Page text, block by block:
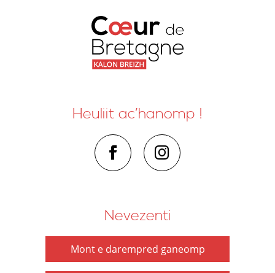
Heuliit ac’hanomp !
Nevezenti
Mont e darempred ganeomp